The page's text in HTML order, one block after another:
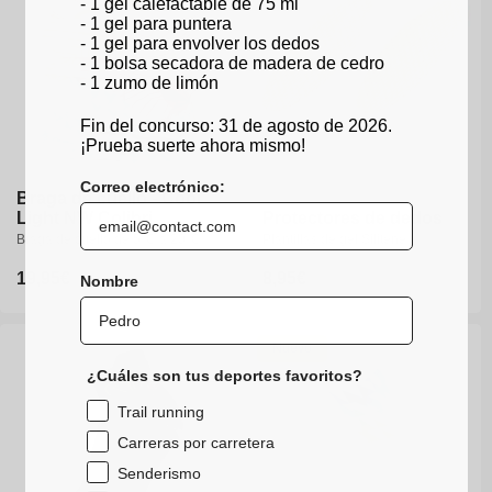
45-47
Braga de cuello - Cool
Light NW Colibri
Braga de cuello de 5°C a 20°C
Precio
19,95€
habitual
Nuevo
- 1 gel calefactable de 75 ml
- 1 gel para puntera
- 1 gel para envolver los dedos
- 1 bolsa secadora de madera de cedro
- 1 zumo de limón
Fin del concurso: 31 de agosto de 2026.
¡Prueba suerte ahora mismo!
Correo electrónico:
Nombre
¿Cuáles son tus deportes favoritos?
Trail running
Carreras por carretera
Senderismo